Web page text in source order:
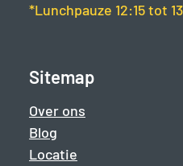
*Lunchpauze 12:15 tot
Sitemap
Over ons
Blog
Locatie